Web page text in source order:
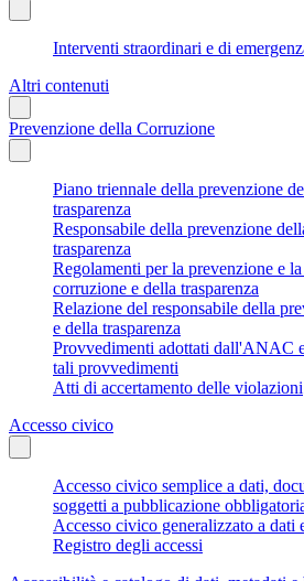
Interventi straordinari e di
Altri contenuti
Prevenzione della Corruzione
Piano triennale della prevenzione
trasparenza
Responsabile della prevenzione
trasparenza
Regolamenti per la prevenzione e
corruzione e della trasparenza
Relazione del responsabile della
e della trasparenza
Provvedimenti adottati dall'ANAC
tali provvedimenti
Atti di accertamento delle violazioni
Accesso civico
Accesso civico semplice a dati,
soggetti a pubblicazione
Accesso civico generalizzato a dati
Registro degli accessi